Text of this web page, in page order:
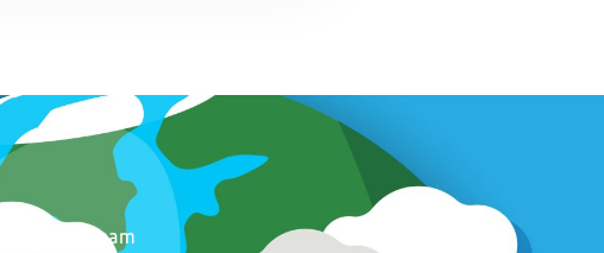
Sledite nam